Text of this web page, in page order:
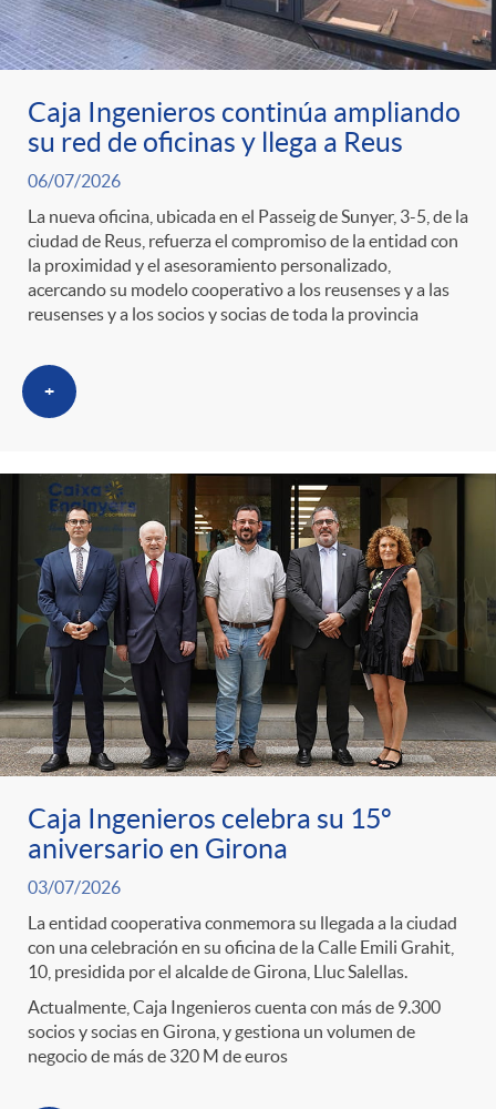
o
r
i
a
s
Caja Ingenieros continúa ampliando
su red de oficinas y llega a Reus
06/07/2026
La nueva oficina, ubicada en el Passeig de Sunyer, 3-5, de la
ciudad de Reus, refuerza el compromiso de la entidad con
la proximidad y el asesoramiento personalizado,
acercando su modelo cooperativo a los reusenses y a las
reusenses y a los socios y socias de toda la provincia
+
Caja Ingenieros celebra su 15º
aniversario en Girona
03/07/2026
La entidad cooperativa conmemora su llegada a la ciudad
con una celebración en su oficina de la Calle Emili Grahit,
10, presidida por el alcalde de Girona, Lluc Salellas.
Actualmente, Caja Ingenieros cuenta con más de 9.300
socios y socias en Girona, y gestiona un volumen de
negocio de más de 320 M de euros